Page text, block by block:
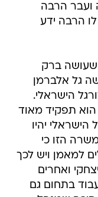
ועבר הרבה
הרבה ידע
שעושה ברק
גל אלברמן
הישראלי.
הוא תפקיד מאוד
יהיו
הזו כי
למאמן ויש לכך
ואחרים
בתחום גם